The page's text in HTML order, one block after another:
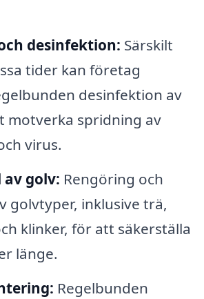
desinfektion: Särskilt
tider kan företag
desinfektion av
motverka spridning av
virus.
golv: Rengöring och
golvtyper, inklusive trä,
klinker, för att säkerställa
länge.
Regelbunden